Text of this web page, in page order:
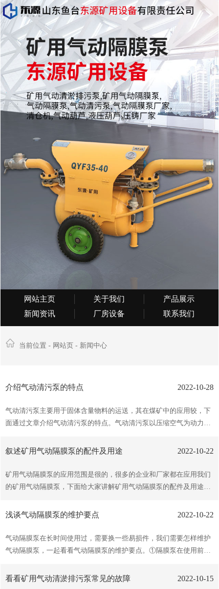
网站主页 关于我们
产品展示
新闻资讯
厂房设备 联系我们
当前位置 - 网站页 - 新闻中心
2022-10-28
介绍气动清污泵的特点
气动清污泵主要用于固体含量物料的运送，其在煤矿中的应用较，下
面通过文章介绍气动清污泵的特点。气动清污泵以压缩空气为动力，
窝及污水坑、水仓等排水排污作业。气动清污泵实现了煤矿井下水仓
少了新建井下水仓数量。气动清污泵整机为干式下泵型,电机采用油室
密封方式,内设机械密封,能防止压水和杂质进入电机内腔，除主叶轮
制，泵体无其它运动部件。可根据经验自...
2022-10-22
叙述矿用气动隔膜泵的配件及用途
矿用气动隔膜泵的应用范围是很的，很多的企业和厂家都在应用我们
的矿用气动隔膜泵，下面给大家讲解矿用气动隔膜泵的配件及用途。
摄氏度以下物料，耐微酸微碱；颜色蓝，主要为QBY3第三代矿用气
固，且膜片较第2代矿用气动隔膜泵加耐用（第2带隔膜泵膜片周边有
8个孔容易拉坏）。2、特氟隆隔膜材质耐腐蚀性膜片，相四氟膜片在
经济实惠，颜色为乳白色，，适合一...
2022-10-22
浅谈气动隔膜泵的维护要点
气动隔膜泵在长时间使用过，需要换一些易损件，我们需要怎样维护
气动隔膜泵，一起看看气动隔膜泵的维护要点。①隔膜泵在使用前和
和铜袖套间加适当润滑脂,装隔膜压板时也可在外压板内侧涂层滑脂,
2022-10-15
看看矿用气动清淤排污泵常见的故障